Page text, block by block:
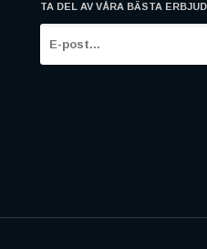
TA DEL AV VÅRA BÄSTA